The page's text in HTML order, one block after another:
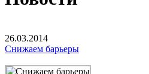
26.03.2014
Снижаем барьеры